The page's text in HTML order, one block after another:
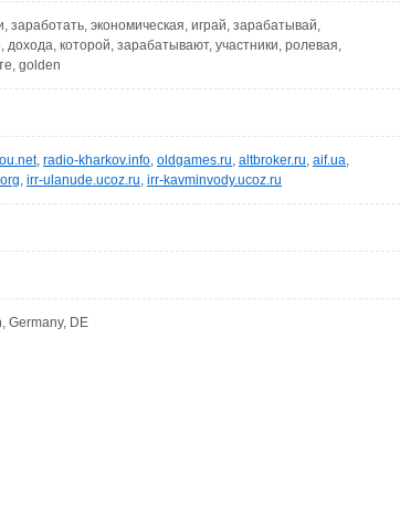
заработать, экономическая, играй, зарабатывай,
дохода, которой, зарабатывают, участники, ролевая,
golden
, radio-kharkov.info, oldgames.ru, altbroker.ru, aif.ua,
, irr-ulanude.ucoz.ru, irr-kavminvody.ucoz.ru
Germany, DE